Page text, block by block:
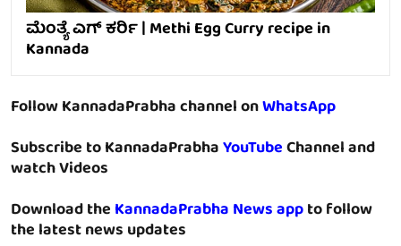
ಮೆಂತ್ಯೆ ಎಗ್ ಕರ್ರಿ | Methi Egg Curry recipe in
Kannada
Follow KannadaPrabha channel onWhatsApp
Subscribe to KannadaPrabhaYouTubeChannel and
watch Videos
Download theKannadaPrabha News appto follow
the latest news updates